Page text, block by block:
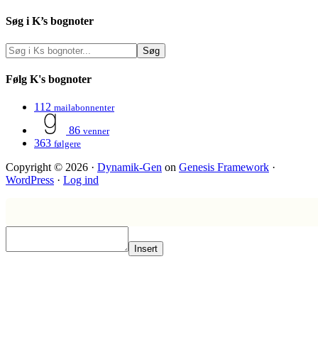
Søg i K’s bognoter
Følg K's bognoter
112 mailabonnenter
86 venner
363 følgere
Copyright © 2026 · Dynamik-Gen on Genesis Framework ·
WordPress · Log ind
Insert